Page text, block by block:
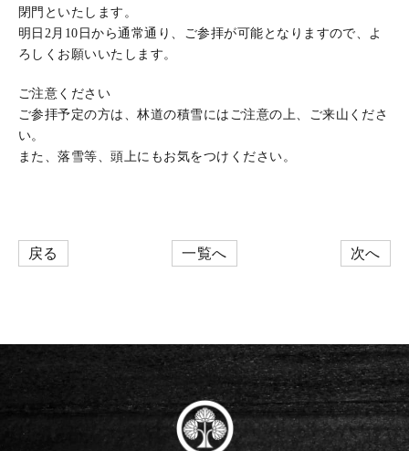
閉門といたします。
明日2月10日から通常通り、ご参拝が可能となりますので、よ
ろしくお願いいたします。
ご注意ください
ご参拝予定の方は、林道の積雪にはご注意の上、ご来山くださ
い。
また、落雪等、頭上にもお気をつけください。
戻る 一覧へ 次へ